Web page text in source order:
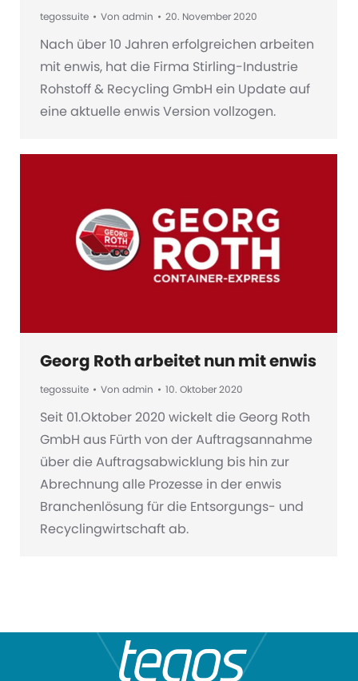
tegossuite Von admin 20. November 2020
Nach über 10 Jahren erfolgreichen arbeiten
mit enwis, hat die Firma Stirling-Industrie
Rohstoff & Recycling GmbH ein Update auf
eine aktuelle enwis Version vollzogen.
Georg Roth arbeitet nun mit enwis
tegossuite Von admin 10. Oktober 2020
Seit 01.Oktober 2020 wickelt die Georg Roth
GmbH aus Fürth von der Auftragsannahme
über die Auftragsabwicklung bis hin zur
Abrechnung alle Prozesse in der enwis
Branchenlösung für die Entsorgungs- und
Recyclingwirtschaft ab.